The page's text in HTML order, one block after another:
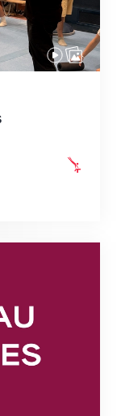
le 1er août